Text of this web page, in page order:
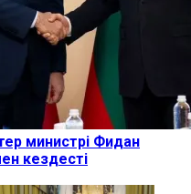
министрі Фидан
кездесті